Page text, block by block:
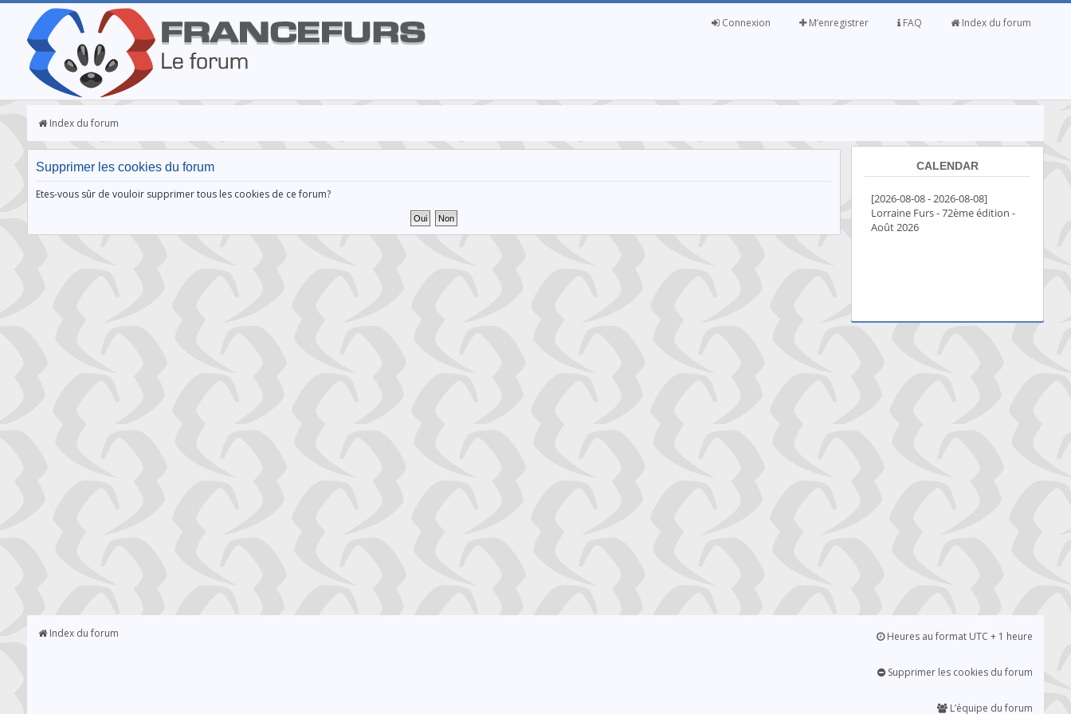
Index du forum
FAQ
M’enregistrer
Connexion
Index du forum
Supprimer les cookies du forum
Etes-vous sûr de vouloir supprimer tous les cookies de ce forum?
CALENDAR
Index du forum Heures au format UTC + 1 heure
Supprimer les cookies du forum
L’équipe du forum